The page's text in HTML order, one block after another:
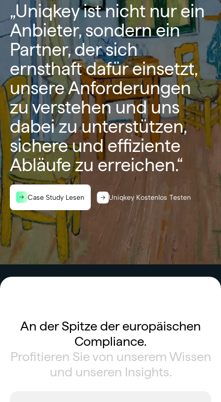
„Uniqkey ist nicht nur ein
Anbieter, sondern ein
Partner, der sich
ernsthaft dafür einsetzt,
unsere Anforderungen
zu verstehen und uns
dabei zu unterstützen,
sichere und effiziente
Abläufe zu erreichen.“
Case Study Lesen Uniqkey Kostenlos Testen
An der Spitze der europäischen
Compliance.
Profitieren Sie von unserem Wissen
und unseren Insights.